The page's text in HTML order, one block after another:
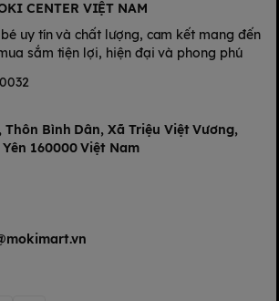
CENTER VIỆT NAM
uy tín và chất lượng, cam kết mang đến
sắm tiện lợi, hiện đại và phong phú
Thôn Bình Dân, Xã Triệu Việt Vương,
160000 Việt Nam